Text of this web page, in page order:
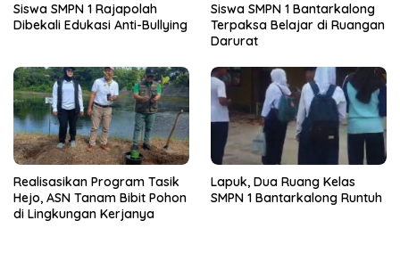
Siswa SMPN 1 Rajapolah
Dibekali Edukasi Anti-Bullying
Siswa SMPN 1 Bantarkalong
Terpaksa Belajar di Ruangan
Darurat
Realisasikan Program Tasik
Hejo, ASN Tanam Bibit Pohon
di Lingkungan Kerjanya
Lapuk, Dua Ruang Kelas
SMPN 1 Bantarkalong Runtuh